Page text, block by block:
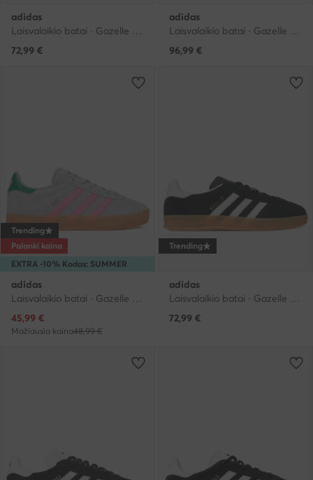
adidas
72,99 €
adidas
96,99 €
EXTRA -10% Kodas: SUMMER
Trending
Palanki kaina
adidas
Laisvalaikio batai · Gazelle · Pilka
Dabartinė kaina
45,99 €
Mažiausia kaina48,99 €
Trending
adidas
Laisvalaikio batai · Gazelle · Juoda
72,99 €